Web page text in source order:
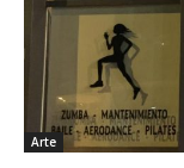
Arte